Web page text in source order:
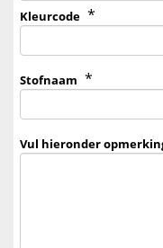
Kleurcode *
Stofnaam *
Vul hieronder